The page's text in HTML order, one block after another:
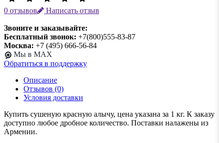
0 отзывов Написать отзыв
Звоните и заказывайте:
Бесплатный звонок: +7(800)555-83-87
Москва: +7 (495) 666-56-84
Мы в MAX
Обратиться в поддержку
Описание
Отзывов (0)
Условия доставки
Купить сушеную красную алычу, цена указана за 1 кг. К заказу
доступно любое дробное количество. Поставки налажены из
Армении.